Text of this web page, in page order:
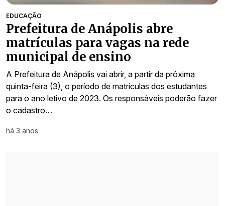
EDUCAÇÃO
Prefeitura de Anápolis abre
matrículas para vagas na rede
municipal de ensino
A Prefeitura de Anápolis vai abrir, a partir da próxima
quinta-feira (3), o período de matrículas dos estudantes
para o ano letivo de 2023. Os responsáveis poderão fazer
o cadastro…
há 3 anos